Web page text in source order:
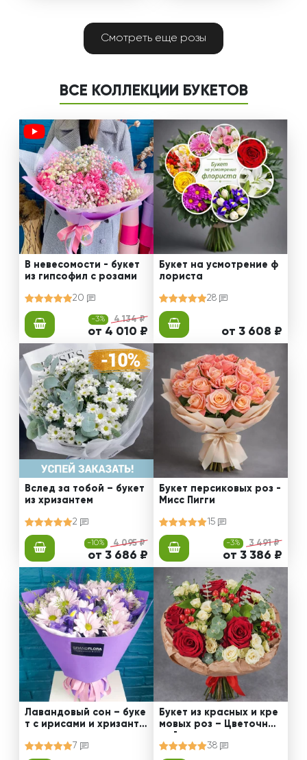
Смотреть еще розы
ВСЕ КОЛЛЕКЦИИ БУКЕТОВ
В невесомости - букет
из гипсофил с розами
20
-3% 4 134 ₽
от 4 010 ₽
Букет на усмотрение ф
лориста
28
от 3 608 ₽
Вслед за тобой – букет
из хризантем
2
-10% 4 095 ₽
от 3 686 ₽
Букет персиковых роз -
Мисс Пигги
15
-3% 3 491 ₽
от 3 386 ₽
Лавандовый сон – буке
т с ирисами и хризанте
7
Букет из красных и кре
мовых роз – Цветочный
38